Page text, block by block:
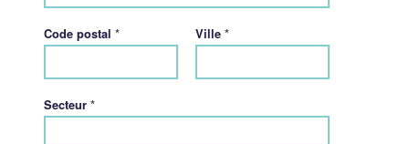
Code postal * Ville *
Secteur *